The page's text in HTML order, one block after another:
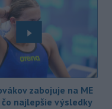
ich štátnej spoločnosti
Oil Company
práve prechádzal
prielivom.
záchranári z
strediska Horskej
služby (HZS) Veľká Fatra
dopoludnia 39-
zabojuje na ME
najlepšie výsledky